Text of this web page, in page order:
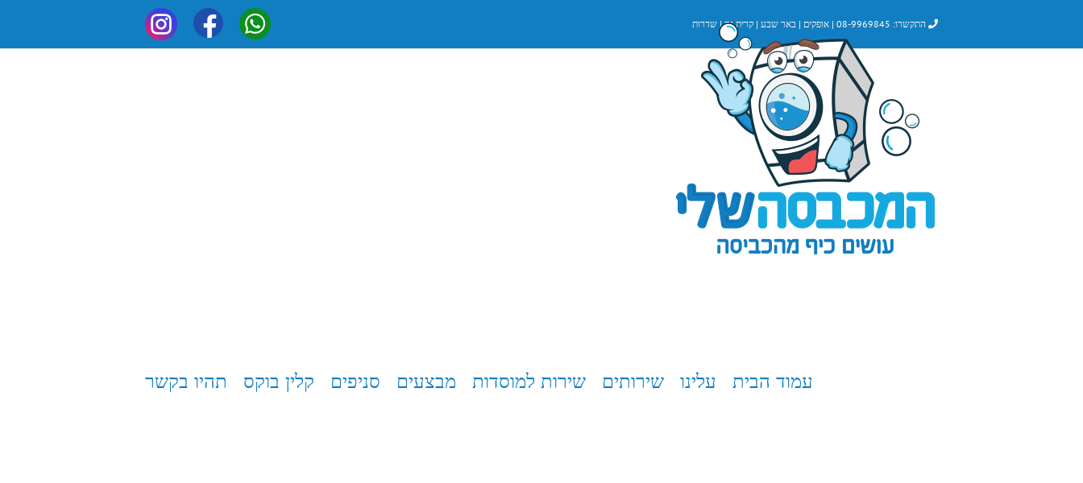
התקשרו: 08-9969845
| אופקים | באר שבע | קרית גת| שדרות
My-
laundry_Whatsapp
My-
My-
עמוד הבית עלינו שירותים שירות למוסדות מבצעים סניפים קלין בוקס תהיו בקשר